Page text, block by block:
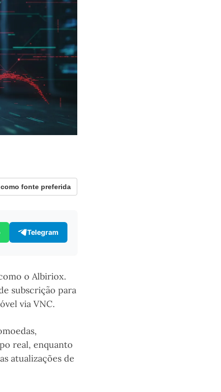
fonte preferida
Telegram
o Albiriox.
subscrição para
via VNC.
real, enquanto
atualizações de